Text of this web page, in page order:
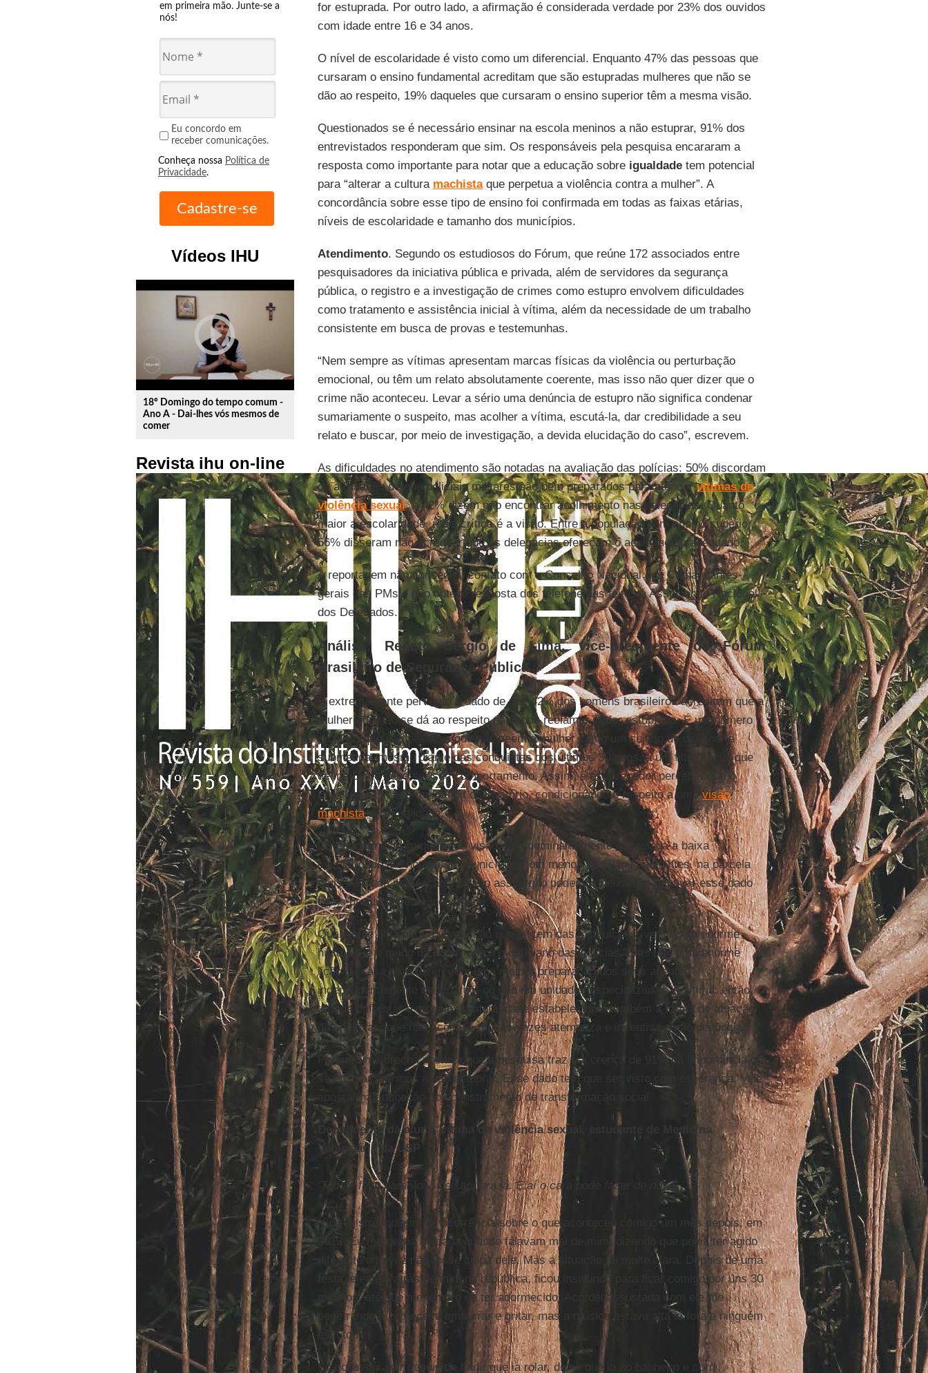
em primeira mão. Junte-se a
nós!
Eu concordo em
receber comunicações.
Conheça nossa Política de
Privacidade.
Vídeos IHU
play_circle_outline
18º Domingo do tempo comum -
Ano A - Dai-lhes vós mesmos de
comer
Revista ihu on-line
for estuprada. Por outro lado, a afirmação é considerada verdade por 23% dos ouvidos
com idade entre 16 e 34 anos.
O nível de escolaridade é visto como um diferencial. Enquanto 47% das pessoas que
cursaram o ensino fundamental acreditam que são estupradas mulheres que não se
dão ao respeito, 19% daqueles que cursaram o ensino superior têm a mesma visão.
Questionados se é necessário ensinar na escola meninos a não estuprar, 91% dos
entrevistados responderam que sim. Os responsáveis pela pesquisa encararam a
resposta como importante para notar que a educação sobre igualdadetem potencial
para “alterar a cultura machistaque perpetua a violência contra a mulher”. A
concordância sobre esse tipo de ensino foi confirmada em todas as faixas etárias,
níveis de escolaridade e tamanho dos municípios.
Atendimento. Segundo os estudiosos do Fórum, que reúne 172 associados entre
pesquisadores da iniciativa pública e privada, além de servidores da segurança
pública, o registro e a investigação de crimes como estupro envolvem dificuldades
como tratamento e assistência inicial à vítima, além da necessidade de um trabalho
consistente em busca de provas e testemunhas.
“Nem sempre as vítimas apresentam marcas físicas da violência ou perturbação
emocional, ou têm um relato absolutamente coerente, mas isso não quer dizer que o
crime não aconteceu. Levar a sério uma denúncia de estupro não significa condenar
sumariamente o suspeito, mas acolher a vítima, escutá-la, dar credibilidade a seu
relato e buscar, por meio de investigação, a devida elucidação do caso”, escrevem.
As dificuldades no atendimento são notadas na avaliação das polícias: 50% discordam
da afirmação de que policiais militares são bem preparados para atendervítimas de
violência sexual, e 42% dizem não encontrar acolhimento nas delegacias. Quanto
maior a escolaridade, mais crítica é a visão. Entre a população com ensino superior,
56% disseram não acreditar que as delegacias ofereçam o acolhimento adequado.
A reportagem não conseguiu contato com o Conselho Nacional dos Comandantes-
gerais das PMs e não obteve resposta dos telefonemas feitos à Associação Nacional
dos Delegados.
Análise: Renato Sérgio de Lima, vice-presidente do Fórum
Brasileiro de Segurança Pública
É extremamente perverso o dado de que 42% dos homens brasileiros acreditam que a
mulher que não se dá ao respeito não pode reclamar se for estuprada. É um número
cruel porque são pessoas que não veem a mulher como um sujeito de direitos e
submetida, mesmo diante das conquistas dos últimos 30 anos, a um filtro social que
define como deve ser seu comportamento. Assim, é estarrecedor perceber que o
Brasil tem um enorme déficit civilizatório, condicionando o respeito a umavisão
machistade moralidade.
Os dados mostram que essa visão é predominantemente associada a baixa
escolaridade e é notada em municípios com menos de 50 mil habitantes, na parcela
mais velha da população. Mesmo assim não podemos deixar de adjetivar esse dado
como profundamente inquietante.
Quando se olha para a percepção que se tem das instituições, vemos um enorme
hiato entre o medo da população e o cotidiano das polícias. Elas têm uma enorme
lição de casa para fazer, com uma melhor preparação dos seus agentes
independentemente de atuarem ou não em unidades especializadas. A vítima, então,
tem de enfrentar o modelo de moralidade estabelecido e também a forma de atuação
das polícias, que não acolhe e muitas vezes atemoriza e incentiva a não denúncia.
Porém, uma brecha positiva que a pesquisa traz é a crença de 91% na importância de
se ensinar meninos a não estuprar. Esse dado tem que ser visto com esperança. Vale
apostar na educação como instrumento de transformação social.
Depoimento da aluna, vítima de violência sexual, estudante de Medicina
Veterinária da USP
‘Tudo é feito para você deixar para lá. E aí o cara pode fazer de novo'
“Só registrei boletim de ocorrência sobre o que aconteceu comigo um mês depois, em
2013. Eu me sentia culpada quando falavam mal de mim, dizendo que podia ter agido
diferente e talvez não fosse culpa dele. Mas a situação foi muito clara. Depois de uma
festa, ele veio atrás de mim na república, ficou insistindo para ficar comigo por uns 30
minutos, até que me lembro de ter adormecido. Acordei assustada com ele me
penetrando e comecei a empurrar e gritar, mas a música estava alta lá fora e ninguém
escutou.
Só consegui sair depois de fingir que ia rolar, disse que ia ao banheiro e corri